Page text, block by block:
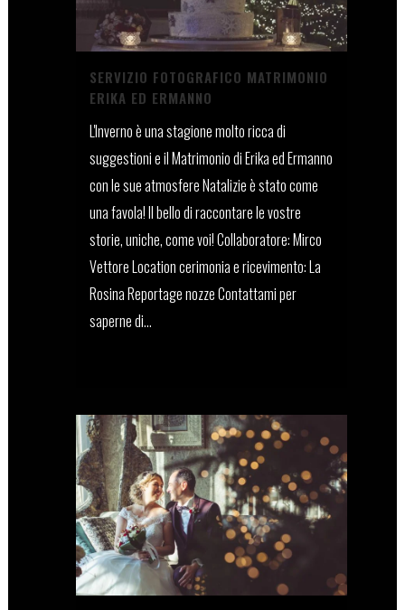
SERVIZIO FOTOGRAFICO MATRIMONIO
ERIKA ED ERMANNO
L'Inverno è una stagione molto ricca di
suggestioni e il Matrimonio di Erika ed Ermanno
con le sue atmosfere Natalizie è stato come
una favola! Il bello di raccontare le vostre
storie, uniche, come voi! Collaboratore: Mirco
Vettore Location cerimonia e ricevimento: La
Rosina Reportage nozze Contattami per
saperne di...